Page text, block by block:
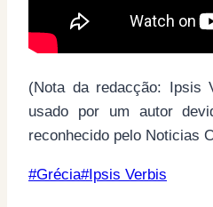
(Nota da redacção: Ipsis
usado por um autor
reconhecido pelo Noticias
Post
#Grécia#Ipsis Verbis